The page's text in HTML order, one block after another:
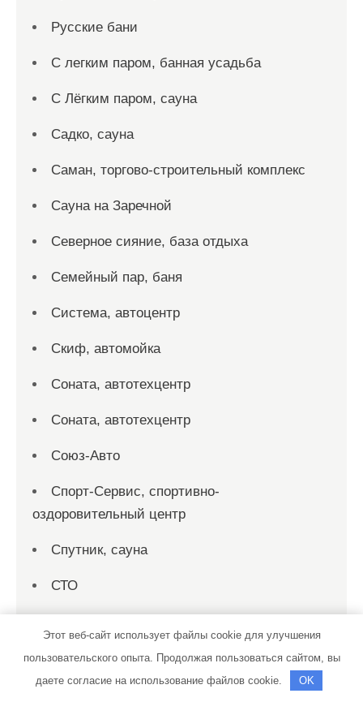
Русские бани
С легким паром, банная усадьба
С Лёгким паром, сауна
Садко, сауна
Саман, торгово-строительный комплекс
Сауна на Заречной
Северное сияние, база отдыха
Семейный пар, баня
Система, автоцентр
Скиф, автомойка
Соната, автотехцентр
Соната, автотехцентр
Союз-Авто
Спорт-Сервис, спортивно-
оздоровительный центр
Спутник, сауна
СТО
СТО 19
Этот веб-сайт использует файлы cookie для улучшения
пользовательского опыта. Продолжая пользоваться сайтом, вы
даете согласие на использование файлов cookie.
OK